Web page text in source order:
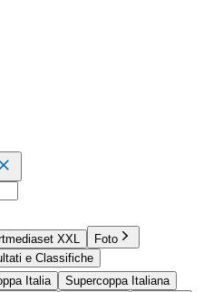
XXL
Foto
e Classifiche
Italia
Supercoppa Italiana